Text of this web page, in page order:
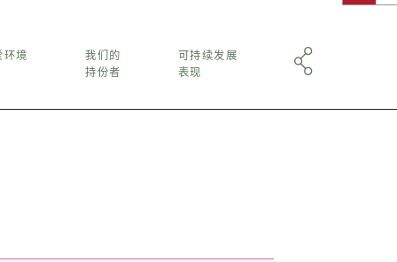
环境
我们的
持份者
可持续发展
表现